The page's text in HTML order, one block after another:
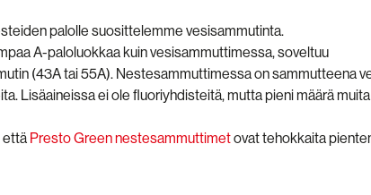
palolle suosittelemme vesisammutinta.
A-paloluokkaa kuin vesisammuttimessa, soveltuu
(43A tai 55A). Nestesammuttimessa on sammutteena
Lisäaineissa ei ole fluoriyhdisteitä, mutta pieni määrä muita
että Presto Green nestesammuttimetovat tehokkaita